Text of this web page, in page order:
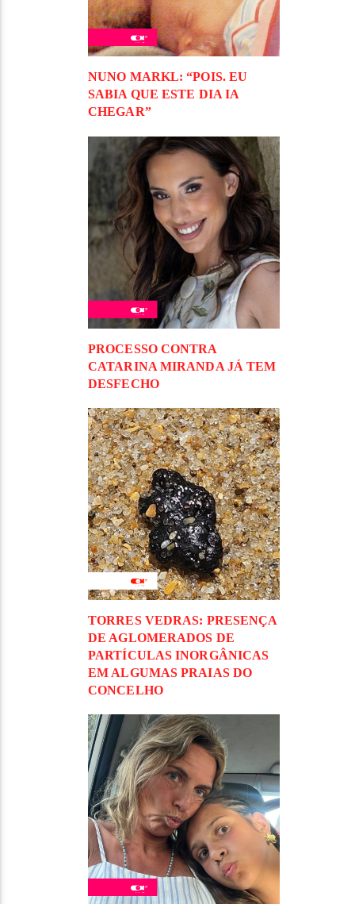
NUNO MARKL: “POIS. EU
SABIA QUE ESTE DIA IA
CHEGAR”
PROCESSO CONTRA
CATARINA MIRANDA JÁ TEM
DESFECHO
TORRES VEDRAS: PRESENÇA
DE AGLOMERADOS DE
PARTÍCULAS INORGÂNICAS
EM ALGUMAS PRAIAS DO
CONCELHO